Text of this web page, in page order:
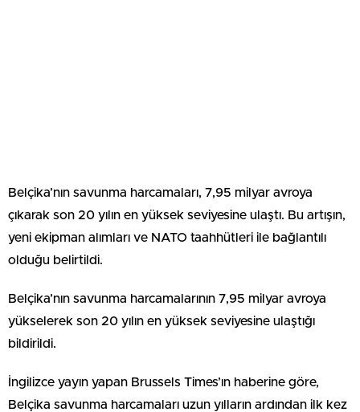
Belçika’nın savunma harcamaları, 7,95 milyar avroya
çıkarak son 20 yılın en yüksek seviyesine ulaştı. Bu artışın,
yeni ekipman alımları ve NATO taahhütleri ile bağlantılı
olduğu belirtildi.
Belçika’nın savunma harcamalarının 7,95 milyar avroya
yükselerek son 20 yılın en yüksek seviyesine ulaştığı
bildirildi.
İngilizce yayın yapan Brussels Times’ın haberine göre,
Belçika savunma harcamaları uzun yılların ardından ilk kez